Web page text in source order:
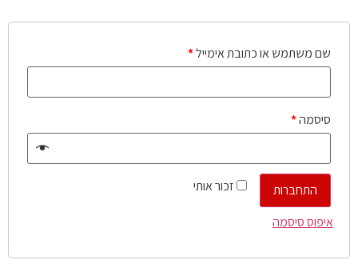
שם משתמש או כתובת אימייל*
סיסמה*
זכור אותי
התחברות
איפוס סיסמה